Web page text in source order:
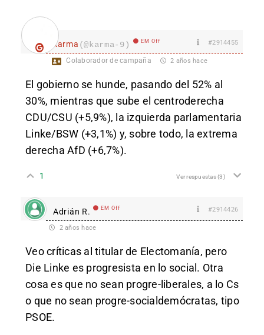
karma (@karma-9) EM Off #2914455
Colaborador de campaña 2 años hace
El gobierno se hunde, pasando del 52% al
30%, mientras que sube el centroderecha
CDU/CSU (+5,9%), la izquierda parlamentaria
Linke/BSW (+3,1%) y, sobre todo, la extrema
derecha AfD (+6,7%).
1 Ver respuestas(3)
Adrián R. EM Off #2914426
2 años hace
Veo críticas al titular de Electomanía, pero
Die Linke es progresista en lo social. Otra
cosa es que no sean progre-liberales, a lo Cs
o que no sean progre-socialdemócratas, tipo
PSOE.